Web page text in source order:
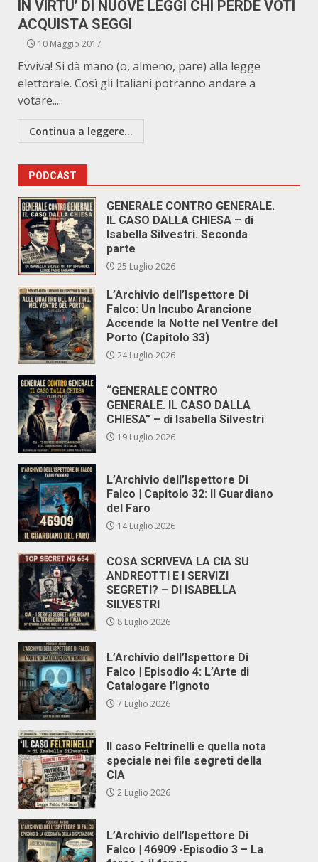
IN VIRTU’ DI NUOVE LEGGI CHI PERDE VOTI
ACQUISTA SEGGI
10 Maggio 2017
Evviva! Si dà mano (o, almeno, pare) alla legge
elettorale. Così gli Italiani potranno andare a
votare....
Continua a leggere...
PODCAST
GENERALE CONTRO GENERALE.
IL CASO DALLA CHIESA – di
Isabella Silvestri. Seconda
parte
25 Luglio 2026
L’Archivio dell’Ispettore Di
Falco: Un Incubo Arancione
Accende la Notte nel Ventre del
Porto (Capitolo 33)
24 Luglio 2026
“GENERALE CONTRO
GENERALE. IL CASO DALLA
CHIESA” – di Isabella Silvestri
19 Luglio 2026
L’Archivio dell’Ispettore Di
Falco | Capitolo 32: Il Guardiano
del Faro
14 Luglio 2026
COSA SCRIVEVA LA CIA SU
ANDREOTTI E I SERVIZI
SEGRETI? – DI ISABELLA
SILVESTRI
8 Luglio 2026
L’Archivio dell’Ispettore Di
Falco | Episodio 4: L’Arte di
Catalogare l’Ignoto
7 Luglio 2026
Il caso Feltrinelli e quella nota
speciale nei file segreti della
CIA
2 Luglio 2026
L’Archivio dell’Ispettore Di
Falco | 46909 -Episodio 3 – La